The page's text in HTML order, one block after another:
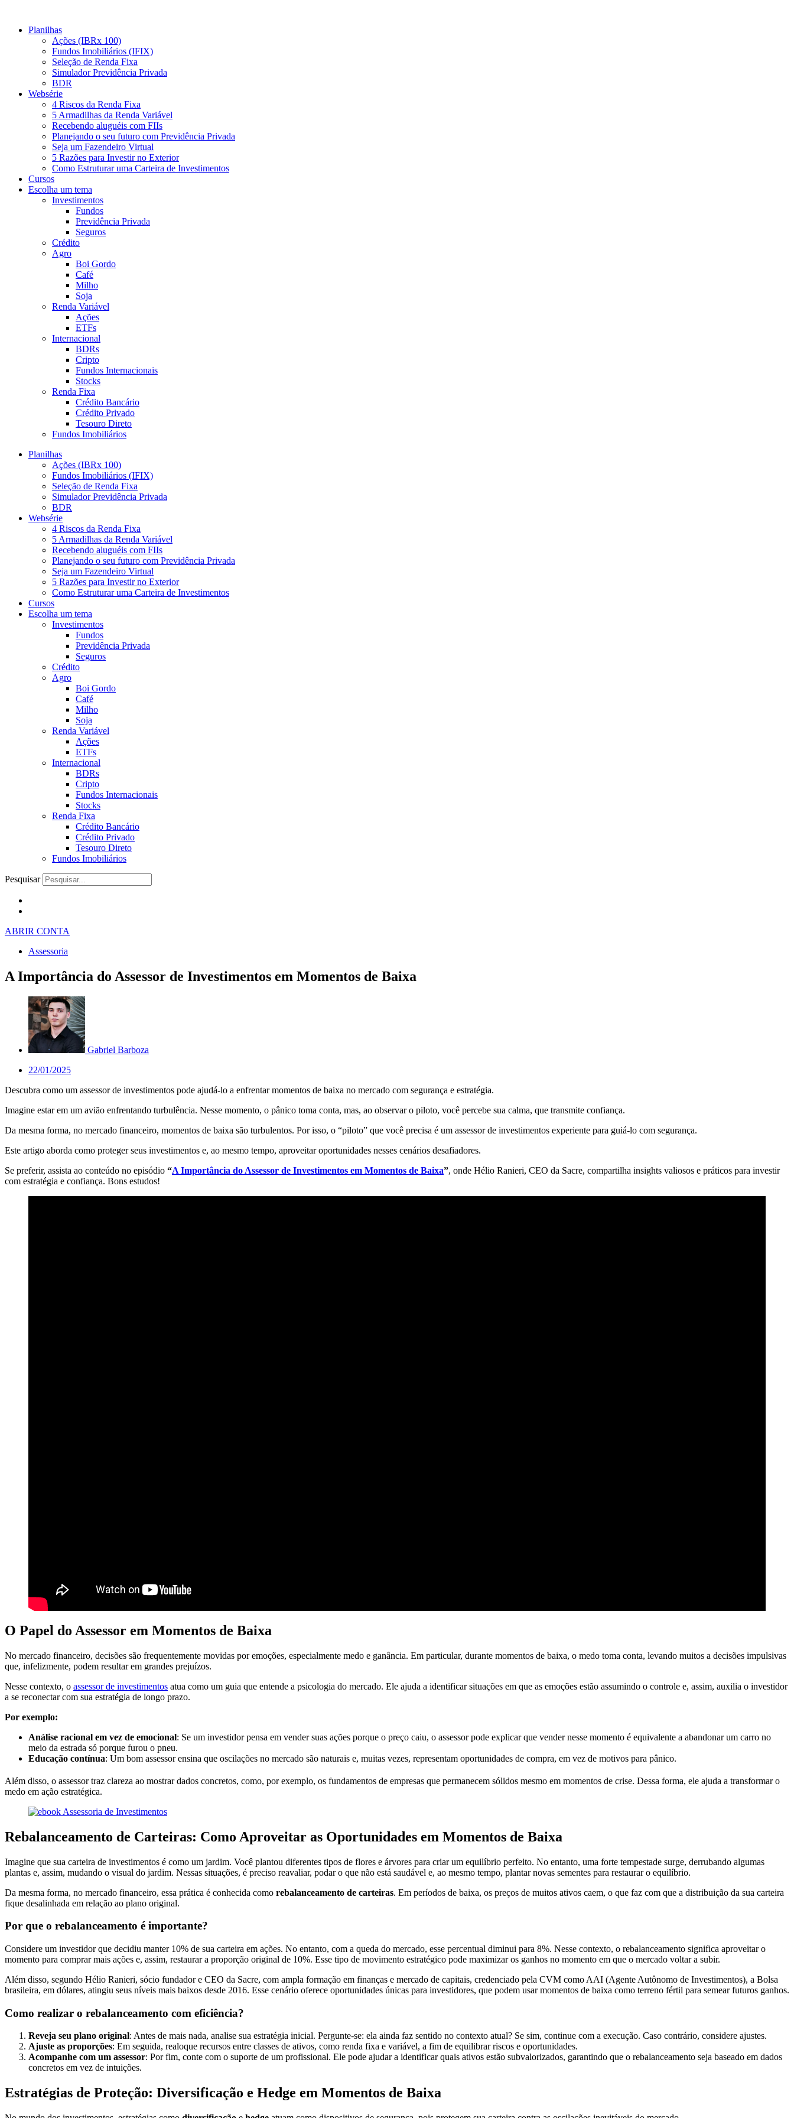
Planilhas
Ações (IBRx 100)
Fundos Imobiliários (IFIX)
Seleção de Renda Fixa
Simulador Previdência Privada
BDR
Websérie
4 Riscos da Renda Fixa
5 Armadilhas da Renda Variável
Recebendo aluguéis com FIIs
Planejando o seu futuro com Previdência Privada
Seja um Fazendeiro Virtual
5 Razões para Investir no Exterior
Como Estruturar uma Carteira de Investimentos
Cursos
Escolha um tema
Investimentos
Fundos
Previdência Privada
Seguros
Crédito
Agro
Boi Gordo
Café
Milho
Soja
Renda Variável
Ações
ETFs
Internacional
BDRs
Cripto
Fundos Internacionais
Stocks
Renda Fixa
Crédito Bancário
Crédito Privado
Tesouro Direto
Fundos Imobiliários
Planilhas
Ações (IBRx 100)
Fundos Imobiliários (IFIX)
Seleção de Renda Fixa
Simulador Previdência Privada
BDR
Websérie
4 Riscos da Renda Fixa
5 Armadilhas da Renda Variável
Recebendo aluguéis com FIIs
Planejando o seu futuro com Previdência Privada
Seja um Fazendeiro Virtual
5 Razões para Investir no Exterior
Como Estruturar uma Carteira de Investimentos
Cursos
Escolha um tema
Investimentos
Fundos
Previdência Privada
Seguros
Crédito
Agro
Boi Gordo
Café
Milho
Soja
Renda Variável
Ações
ETFs
Internacional
BDRs
Cripto
Fundos Internacionais
Stocks
Renda Fixa
Crédito Bancário
Crédito Privado
Tesouro Direto
Fundos Imobiliários
Pesquisar
ABRIR CONTA
Assessoria
A Importância do Assessor de Investimentos em Momentos de Baixa
Gabriel Barboza
22/01/2025
Descubra como um assessor de investimentos pode ajudá-lo a enfrentar momentos de baixa no mercado com segurança e estratégia.
Imagine estar em um avião enfrentando turbulência. Nesse momento, o pânico toma conta, mas, ao observar o piloto, você percebe sua calma, que transmite confiança.
Da mesma forma, no mercado financeiro, momentos de baixa são turbulentos. Por isso, o “piloto” que você precisa é um assessor de investimentos experiente para guiá-lo com segurança.
Este artigo aborda como proteger seus investimentos e, ao mesmo tempo, aproveitar oportunidades nesses cenários desafiadores.
Se preferir, assista ao conteúdo no episódio “A Importância do Assessor de Investimentos em Momentos de Baixa”, onde Hélio Ranieri, CEO da Sacre, compartilha insights valiosos e práticos para investir
com estratégia e confiança. Bons estudos!
O Papel do Assessor em Momentos de Baixa
No mercado financeiro, decisões são frequentemente movidas por emoções, especialmente medo e ganância. Em particular, durante momentos de baixa, o medo toma conta, levando muitos a decisões impulsivas
que, infelizmente, podem resultar em grandes prejuízos.
Nesse contexto, o assessor de investimentos atua como um guia que entende a psicologia do mercado. Ele ajuda a identificar situações em que as emoções estão assumindo o controle e, assim, auxilia o investidor
a se reconectar com sua estratégia de longo prazo.
Por exemplo:
Análise racional em vez de emocional: Se um investidor pensa em vender suas ações porque o preço caiu, o assessor pode explicar que vender nesse momento é equivalente a abandonar um carro no
meio da estrada só porque furou o pneu.
Educação contínua: Um bom assessor ensina que oscilações no mercado são naturais e, muitas vezes, representam oportunidades de compra, em vez de motivos para pânico.
Além disso, o assessor traz clareza ao mostrar dados concretos, como, por exemplo, os fundamentos de empresas que permanecem sólidos mesmo em momentos de crise. Dessa forma, ele ajuda a transformar o
medo em ação estratégica.
Rebalanceamento de Carteiras: Como Aproveitar as Oportunidades em Momentos de Baixa
Imagine que sua carteira de investimentos é como um jardim. Você plantou diferentes tipos de flores e árvores para criar um equilíbrio perfeito. No entanto, uma forte tempestade surge, derrubando algumas
plantas e, assim, mudando o visual do jardim. Nessas situações, é preciso reavaliar, podar o que não está saudável e, ao mesmo tempo, plantar novas sementes para restaurar o equilíbrio.
Da mesma forma, no mercado financeiro, essa prática é conhecida como rebalanceamento de carteiras. Em períodos de baixa, os preços de muitos ativos caem, o que faz com que a distribuição da sua carteira
fique desalinhada em relação ao plano original.
Por que o rebalanceamento é importante?
Considere um investidor que decidiu manter 10% de sua carteira em ações. No entanto, com a queda do mercado, esse percentual diminui para 8%. Nesse contexto, o rebalanceamento significa aproveitar o
momento para comprar mais ações e, assim, restaurar a proporção original de 10%. Esse tipo de movimento estratégico pode maximizar os ganhos no momento em que o mercado voltar a subir.
Além disso, segundo Hélio Ranieri, sócio fundador e CEO da Sacre, com ampla formação em finanças e mercado de capitais, credenciado pela CVM como AAI (Agente Autônomo de Investimentos), a Bolsa
brasileira, em dólares, atingiu seus níveis mais baixos desde 2016. Esse cenário oferece oportunidades únicas para investidores, que podem usar momentos de baixa como terreno fértil para semear futuros ganhos.
Como realizar o rebalanceamento com eficiência?
Reveja seu plano original: Antes de mais nada, analise sua estratégia inicial. Pergunte-se: ela ainda faz sentido no contexto atual? Se sim, continue com a execução. Caso contrário, considere ajustes.
Ajuste as proporções: Em seguida, realoque recursos entre classes de ativos, como renda fixa e variável, a fim de equilibrar riscos e oportunidades.
Acompanhe com um assessor: Por fim, conte com o suporte de um profissional. Ele pode ajudar a identificar quais ativos estão subvalorizados, garantindo que o rebalanceamento seja baseado em dados
concretos em vez de intuições.
Estratégias de Proteção: Diversificação e Hedge em Momentos de Baixa